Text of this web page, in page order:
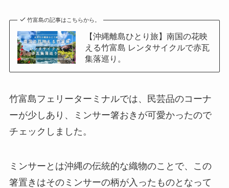
竹富島の記事はこちらから。
【沖縄離島ひとり旅】南国の花映
える竹富島 レンタサイクルで赤瓦
集落巡り。
竹富島フェリーターミナルでは、民芸品のコーナ
ーが少しあり、ミンサー箸おきが可愛かったので
チェックしました。
ミンサーとは沖縄の伝統的な織物のことで、この
箸置きはそのミンサーの柄が入ったものとなって